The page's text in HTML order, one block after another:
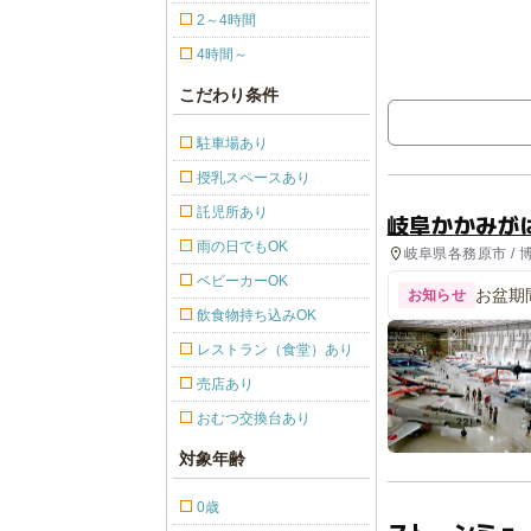
岐阜かかみが
岐阜県各務原市 /
お知らせ お盆期
2～4時間
4時間～
こだわり条件
駐車場あり
授乳スペースあり
託児所あり
雨の日でもOK
ベビーカーOK
飲食物持ち込みOK
レストラン（食堂）あり
売店あり
おむつ交換台あり
対象年齢
0歳